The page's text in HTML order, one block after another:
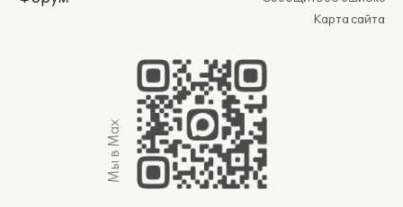
Карта сайта
Мы в Max